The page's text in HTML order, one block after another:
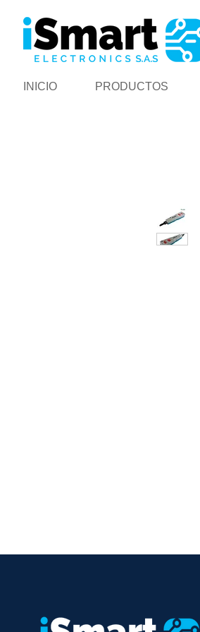
INICIO PRODUCTOS